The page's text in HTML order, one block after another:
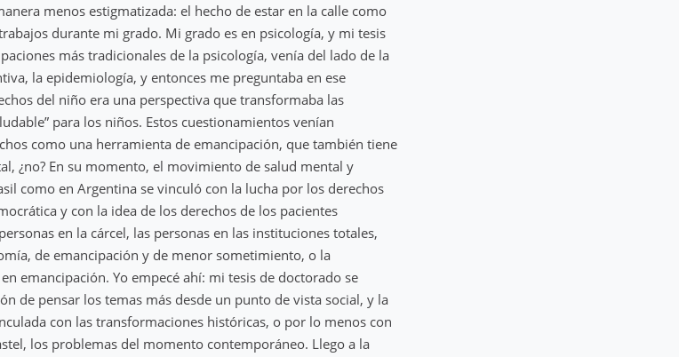
menos estigmatizada: el hecho de estar en la calle como
durante mi grado. Mi grado es en psicología, y mi tesis
más tradicionales de la psicología, venía del lado de la
la epidemiología, y entonces me preguntaba en ese
del niño era una perspectiva que transformaba las
para los niños. Estos cuestionamientos venían
como una herramienta de emancipación, que también tiene
¿no? En su momento, el movimiento de salud mental y
como en Argentina se vinculó con la lucha por los derechos
y con la idea de los derechos de los pacientes
en la cárcel, las personas en las instituciones totales,
de emancipación y de menor sometimiento, o la
emancipación. Yo empecé ahí: mi tesis de doctorado se
de pensar los temas más desde un punto de vista social, y la
con las transformaciones históricas, o por lo menos con
los problemas del momento contemporáneo. Llego a la